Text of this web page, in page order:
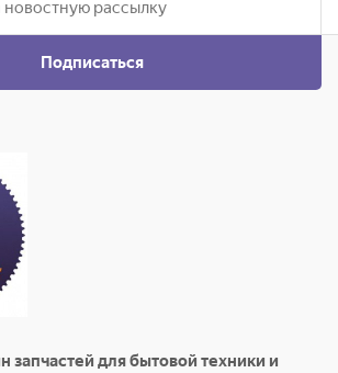
Подписаться
запчастей для бытовой техники и